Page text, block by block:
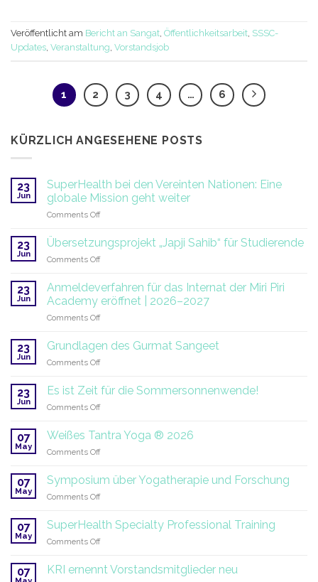
Veröffentlicht am Bericht an Sangat Öffentlichkeitsarbeit SSSC-
Updates Veranstaltung Vorstandsjob
1 2 3 4 … 6
KÜRZLICH ANGESEHENE POSTS
23
Jun
SuperHealth bei den Vereinten Nationen: Eine
globale Mission geht weiter
Comments Offon
den
Eine
globale
23
Jun
Übersetzungsprojekt „Japji Sahib“ für Studierende
Comments Offon
„Japji
Sahib“
für
Studierende
23
Jun
Anmeldeverfahren für das Internat der Miri Piri
Academy eröffnet | 2026–2027
Comments Offon
das
Miri
|
2026–
23
Jun
Grundlagen des Gurmat Sangeet
Comments Offon
des
Gurmat
23
Jun
Es ist Zeit für die Sommersonnenwende!
Comments Offon
ist
Zeit
Sommersonnenwende!
07
May
Weißes Tantra Yoga ® 2026
Comments Offon
Tantra
Yoga
07
May
Symposium über Yogatherapie und Forschung
Comments Offon
über
Yogatherapie
07
May
SuperHealth Specialty Professional Training
Comments Offon
Specialty
Professional
07 KRI ernennt Vorstandsmitglieder neu